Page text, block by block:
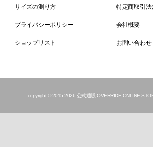
サイズの測り方 特定商取引
プライバシーポリシー 会社概要
ショップリスト お問い合わせ
copyright © 2015-2026 公式通販 OVERRIDE ONLINE